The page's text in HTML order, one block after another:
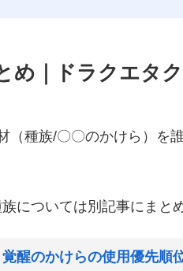
め｜ドラクエタ
種族/〇〇のかけら）を
については別記事にまと
醒のかけらの使用優先順